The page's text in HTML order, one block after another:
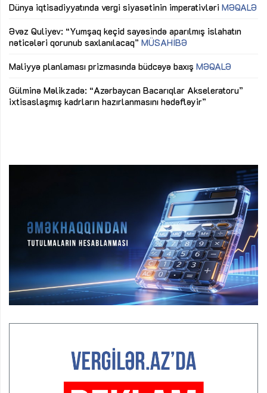
Dünya iqtisadiyyatında vergi siyasətinin imperativləri MƏQALƏ
Əvəz Quliyev: “Yumşaq keçid sayəsində aparılmış islahatın
nəticələri qorunub saxlanılacaq” MÜSAHİBƏ
Maliyyə planlaması prizmasında büdcəyə baxış MƏQALƏ
Gülminə Məlikzadə: “Azərbaycan Bacarıqlar Akseleratoru”
ixtisaslaşmış kadrların hazırlanmasını hədəfləyir”